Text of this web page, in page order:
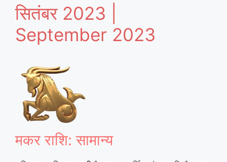
सितंबर 2023 |
September 2023
मकर राशि: सामान्य